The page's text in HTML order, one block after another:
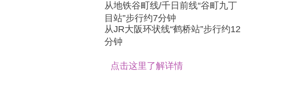
从地铁谷町线/千日前线“谷町九丁
目站”步行约7分钟
从JR大阪环状线“鹤桥站”步行约12
分钟
​点击这里了解详情